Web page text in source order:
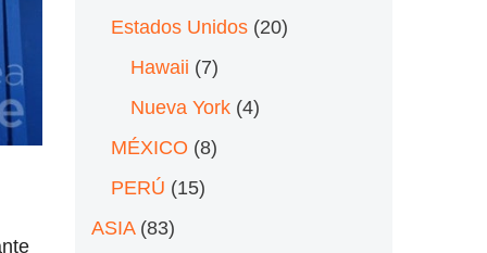
Estados Unidos(20)
Hawaii (7)
Nueva York(4)
MÉXICO (8)
PERÚ (15)
ASIA(83)